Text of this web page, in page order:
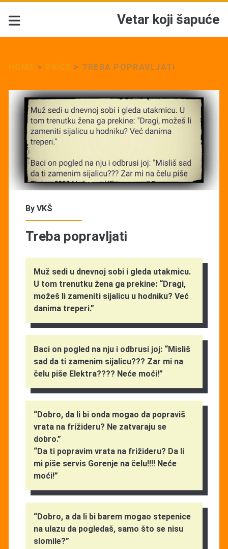
Vetar koji šapuće
> > TREBA POPRAVLJATI
By VKŠ
Treba popravljati
Muž sedi u dnevnoj sobi i gleda utakmicu.
U tom trenutku žena ga prekine: “Dragi,
možeš li zameniti sijalicu u hodniku? Već
danima treperi.”
Baci on pogled na nju i odbrusi joj: “Misliš
sad da ti zamenim sijalicu??? Zar mi na
čelu piše Elektra???? Neće moći!”
“Dobro, da li bi onda mogao da popraviš
vrata na frižideru? Ne zatvaraju se
dobro.”
“Da ti popravim vrata na frižideru? Da li
mi piše servis Gorenje na čelu!!!! Neće
moći!”
“Dobro, a da li bi barem mogao stepenice
na ulazu da pogledaš, samo što se nisu
slomile?”